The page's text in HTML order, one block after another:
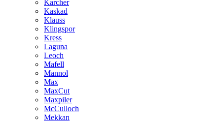
Karcher
Kaskad
Klauss
Klingspor
Kress
Laguna
Leoch
Mafell
Mannol
Max
MaxCut
Maxpiler
McCulloch
Mekkan